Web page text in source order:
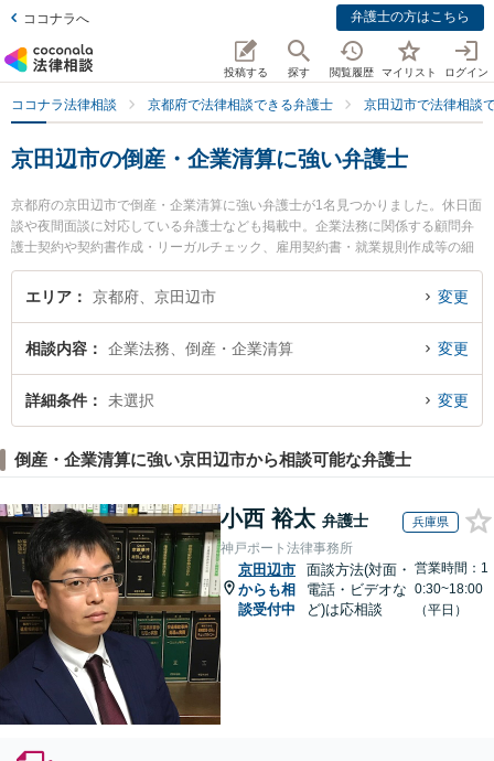
ココナラへ 弁護士の方はこちら
投稿する 探す 閲覧履歴 マイリスト ログイン
ココナラ法律相談 京都府で法律相談できる弁護士 京田辺市で法律相談
京田辺市の倒産・企業清算に強い弁護士
京都府の京田辺市で倒産・企業清算に強い弁護士が1名見つかりました。休日面
談や夜間面談に対応している弁護士なども掲載中。企業法務に関係する顧問弁
護士契約や契約書作成・リーガルチェック、雇用契約書・就業規則作成等の細
かな分野での絞り込み検索もでき便利です。特に弁護士法人みそら総合の細川
治弁護士のプロフィール情報や弁護士費用、強みなどが注目されています。
を検索したい』『初回相談無料で倒産・企業清算を法律相談できる京田辺市内
の弁護士に相談予約したい』などでお困りの相談者さんにおすすめです。
エリア 京都府、京田辺市 変更
相談内容 企業法務、倒産・企業清算 変更
詳細条件 未選択 変更
倒産・企業清算に強い京田辺市から相談可能な弁護士
小西 裕太 弁護士 兵庫県
神戸ポート法律事務所
京田辺市
からも相
談受付中
面談方法(対面・
電話・ビデオな
ど)は応相談
営業時間：1
0:30~18:00
（平日）